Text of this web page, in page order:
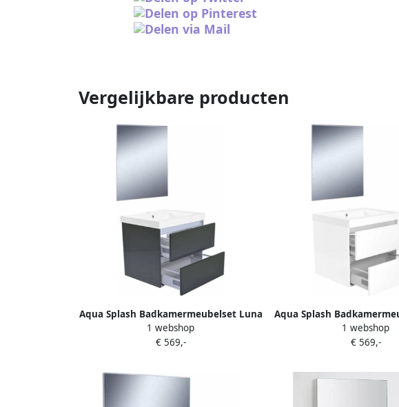
Vergelijkbare producten
Aqua Splash Badkamermeubelset Luna
60X47 Hoogglans Grijs
1 webshop
€ 569,-
Aqua Splash
60 cm Wit
1 webshop
€ 569,-